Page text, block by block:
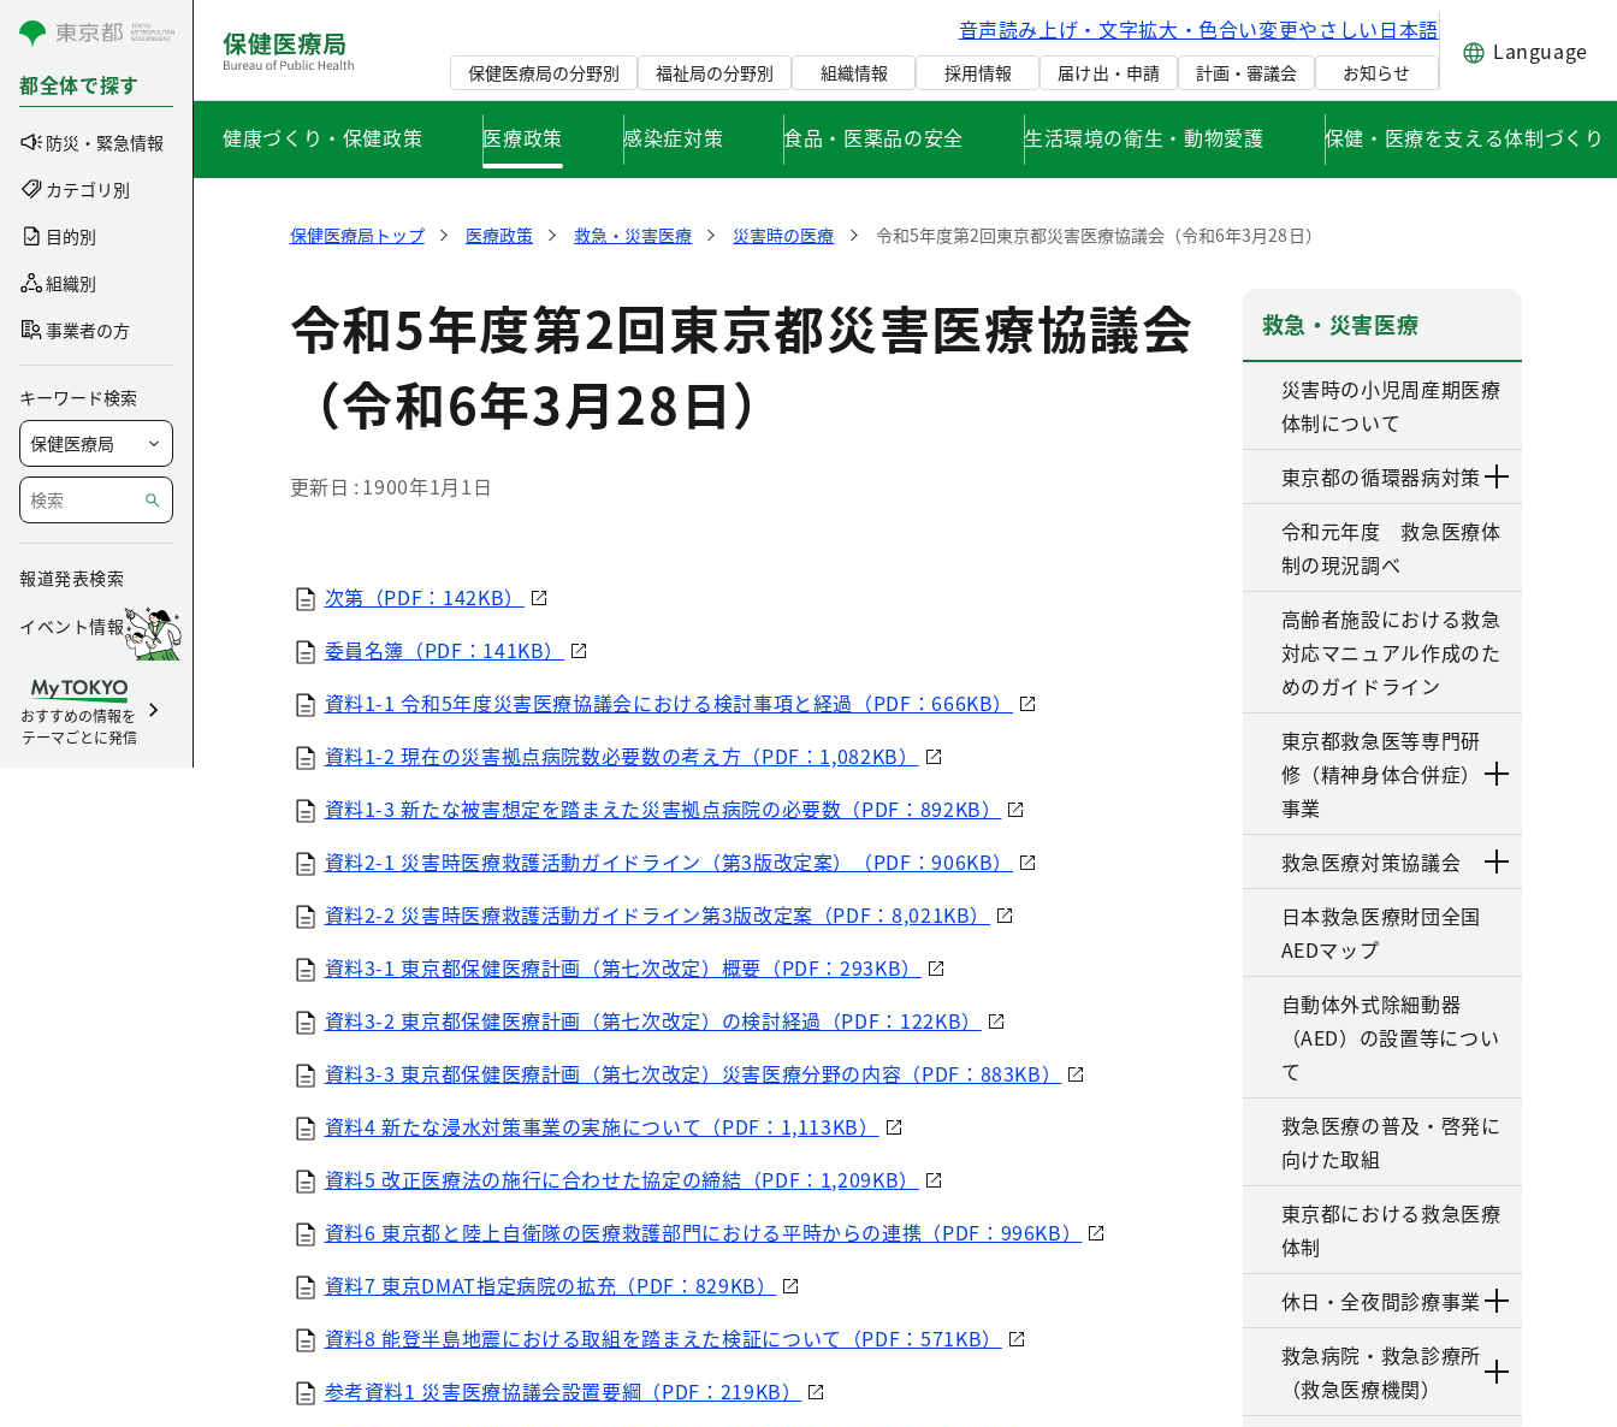
コンテンツにスキップ
都全体で探す
防災・緊急情報
カテゴリ別
目的別
組織別
事業者の方
キーワード検索
報道発表検索
イベント情報
おすすめの情報を
テーマごとに発信
音声読み上げ・文字拡大・色合い変更やさしい日本語
保健医療局の分野別 福祉局の分野別 組織情報 採用情報 届け出・申請 計画・審議会 お知らせ
Language
健康づくり・保健政策 医療政策 感染症対策 食品・医薬品の安全 生活環境の衛生・動物愛護 保健・医療を支える体制づくり
保健医療局トップ 医療政策 救急・災害医療 災害時の医療 令和5年度第2回東京都災害医療協議会（令和6年3月28日）
令和5年度第2回東京都災害医療協議会
（令和6年3月28日）
更新日 1900年1月1日
次第（PDF：142KB）
委員名簿（PDF：141KB）
資料1-1 令和5年度災害医療協議会における検討事項と経過（PDF：666KB）
資料1-2 現在の災害拠点病院数必要数の考え方（PDF：1,082KB）
資料1-3 新たな被害想定を踏まえた災害拠点病院の必要数（PDF：892KB）
資料2-1 災害時医療救護活動ガイドライン（第3版改定案）（PDF：906KB）
資料2-2 災害時医療救護活動ガイドライン第3版改定案（PDF：8,021KB）
資料3-1 東京都保健医療計画（第七次改定）概要（PDF：293KB）
資料3-2 東京都保健医療計画（第七次改定）の検討経過（PDF：122KB）
資料3-3 東京都保健医療計画（第七次改定）災害医療分野の内容（PDF：883KB）
資料4 新たな浸水対策事業の実施について（PDF：1,113KB）
資料5 改正医療法の施行に合わせた協定の締結（PDF：1,209KB）
資料6 東京都と陸上自衛隊の医療救護部門における平時からの連携（PDF：996KB）
資料7 東京DMAT指定病院の拡充（PDF：829KB）
資料8 能登半島地震における取組を踏まえた検証について（PDF：571KB）
参考資料1 災害医療協議会設置要綱（PDF：219KB）
救急・災害医療
災害時の小児周産期医療
体制について
東京都の循環器病対策
令和元年度 救急医療体
制の現況調べ
高齢者施設における救急
対応マニュアル作成のた
めのガイドライン
東京都救急医等専門研
修（精神身体合併症）
事業
救急医療対策協議会
日本救急医療財団全国
AEDマップ
自動体外式除細動器
（AED）の設置等につい
て
救急医療の普及・啓発に
向けた取組
東京都における救急医療
体制
休日・全夜間診療事業
救急病院・救急診療所
（救急医療機関）